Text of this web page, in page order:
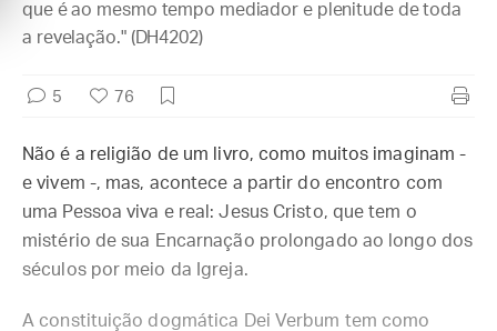
que é ao mesmo tempo mediador e plenitude de toda
a revelação." (DH4202)
5 76
Não é a religião de um livro, como muitos imaginam -
e vivem -, mas, acontece a partir do encontro com
uma Pessoa viva e real: Jesus Cristo, que tem o
mistério de sua Encarnação prolongado ao longo dos
séculos por meio da Igreja.
A constituição dogmática Dei Verbum tem como